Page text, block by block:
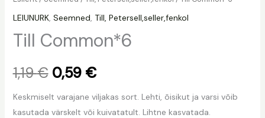
LEIUNURK, Seemned, Till, Petersell,seller,fenkol
Till Common*6
1,19€ 0,59 €
Keskmiselt varajane viljakas sort. Lehti, õisikut ja varsi võib
kasutada värskelt või kuivatatult. Lihtne kasvatada.